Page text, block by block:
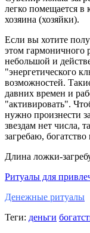
легко помещается в
хозяина (хозяйки).
Если вы хотите
этом гармоничного
небольшой и
"энергетического
возможностей.
давних времен и
"активировать".
нужно произнести
звездам нет числа,
загребаю,
Длина ложки-
Ритуалы для
Денежные ритуалы
Теги: деньги